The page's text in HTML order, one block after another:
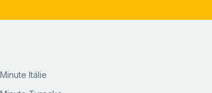
Itálie